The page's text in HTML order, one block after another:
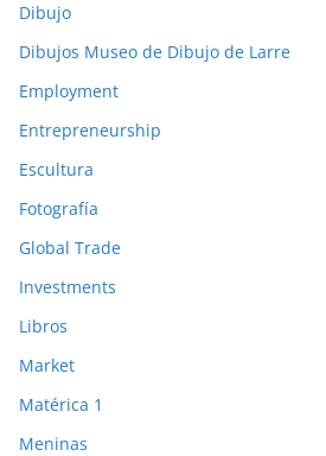
Dibujo
Dibujos Museo de Dibujo de Larre
Employment
Entrepreneurship
Escultura
Fotografía
Global Trade
Investments
Libros
Market
Matérica 1
Meninas